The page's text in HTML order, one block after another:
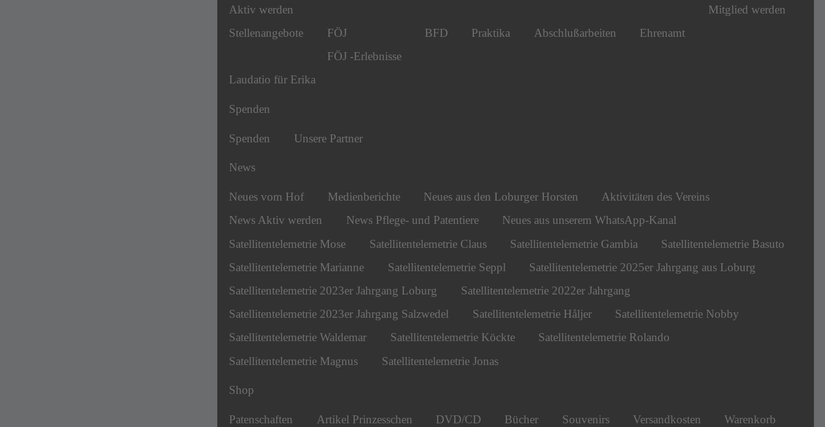
Aktiv werden
Stellenangebote
FÖJ
FÖJ -Erlebnisse
BFD Praktika Abschlußarbeiten Ehrenamt
Mitglied werden
Laudatio für Erika
Spenden
Spenden Unsere Partner
News
Neues vom Hof Medienberichte Neues aus den Loburger Horsten
Aktivitäten des Vereins
News Aktiv werden
News Pflege- und Patentiere
Neues aus unserem WhatsApp-Kanal
Satellitentelemetrie Mose
Satellitentelemetrie Claus Satellitentelemetrie Gambia
Satellitentelemetrie Basuto
Satellitentelemetrie Marianne
Satellitentelemetrie Seppl
Satellitentelemetrie 2025er Jahrgang aus Loburg
Satellitentelemetrie 2023er Jahrgang Loburg
Satellitentelemetrie 2022er Jahrgang
Satellitentelemetrie 2023er Jahrgang Salzwedel
Satellitentelemetrie Håljer
Satellitentelemetrie Nobby
Satellitentelemetrie Waldemar
Satellitentelemetrie Köckte
Satellitentelemetrie Rolando
Satellitentelemetrie Magnus
Satellitentelemetrie Jonas
Shop
Patenschaften Artikel Prinzesschen DVD/CD Bücher Souvenirs Versandkosten Warenkorb